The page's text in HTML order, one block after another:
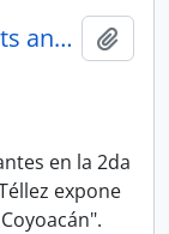
2nd Canadian Biennale of prints and drawings
en la 2da
expone